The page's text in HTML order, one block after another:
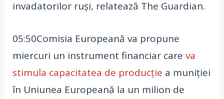
invadatorilor ruşi, relatează The Guardian.
05:50Comisia Europeană va propune
miercuri un instrument financiar care va
stimula capacitatea de producţie a muniţiei
în Uniunea Europeană la un milion de